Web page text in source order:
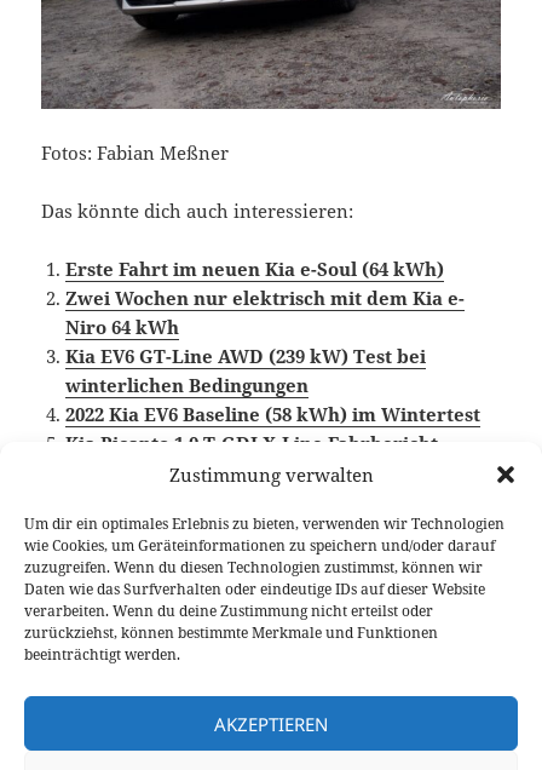
Zustimmung verwalten
Um dir ein optimales Erlebnis zu bieten, verwenden wir Technologien
wie Cookies, um Geräteinformationen zu speichern und/oder darauf
zuzugreifen. Wenn du diesen Technologien zustimmst, können wir
Daten wie das Surfverhalten oder eindeutige IDs auf dieser Website
verarbeiten. Wenn du deine Zustimmung nicht erteilst oder
zurückziehst, können bestimmte Merkmale und Funktionen
beeinträchtigt werden.
AKZEPTIEREN
Fotos: Fabian Meßner
Das könnte dich auch interessieren:
Erste Fahrt im neuen Kia e-Soul (64 kWh)
Zwei Wochen nur elektrisch mit dem Kia e-
Niro 64 kWh
Kia EV6 GT-Line AWD (239 kW) Test bei
winterlichen Bedingungen
2022 Kia EV6 Baseline (58 kWh) im Wintertest
Kia Picanto 1.0 T-GDI X-Line Fahrbericht
Veröffentlicht
am
12. Januar 2023 Autor
Larissa Rutkowski Kategorien
Fahrberichte
Elektroauto,Kia,Video Fahrbericht
Beitragsnavigation
VORHERIGER
Vorheriger
Beitrag:
Mazda MX-30 2022 Test: verbessertes
Pendlerauto